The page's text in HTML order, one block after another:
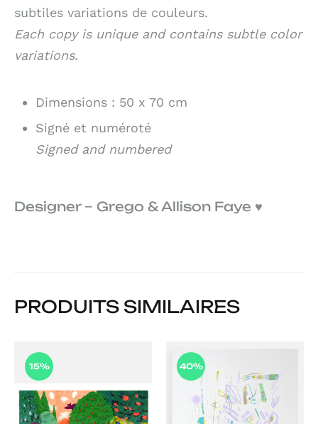
subtiles variations de couleurs.
Each copy is unique and contains subtle color
variations.
Dimensions : 50 x 70 cm
Signé et numéroté
Signed and numbered
Designer – Grego & Allison Faye ♥
PRODUITS SIMILAIRES
15% 40%